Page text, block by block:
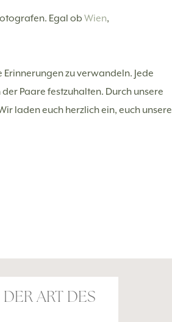
Egal ob Wien,
zu verwandeln. Jede
Paare festzuhalten. Durch unsere
laden euch herzlich ein, euch unsere
ART DES